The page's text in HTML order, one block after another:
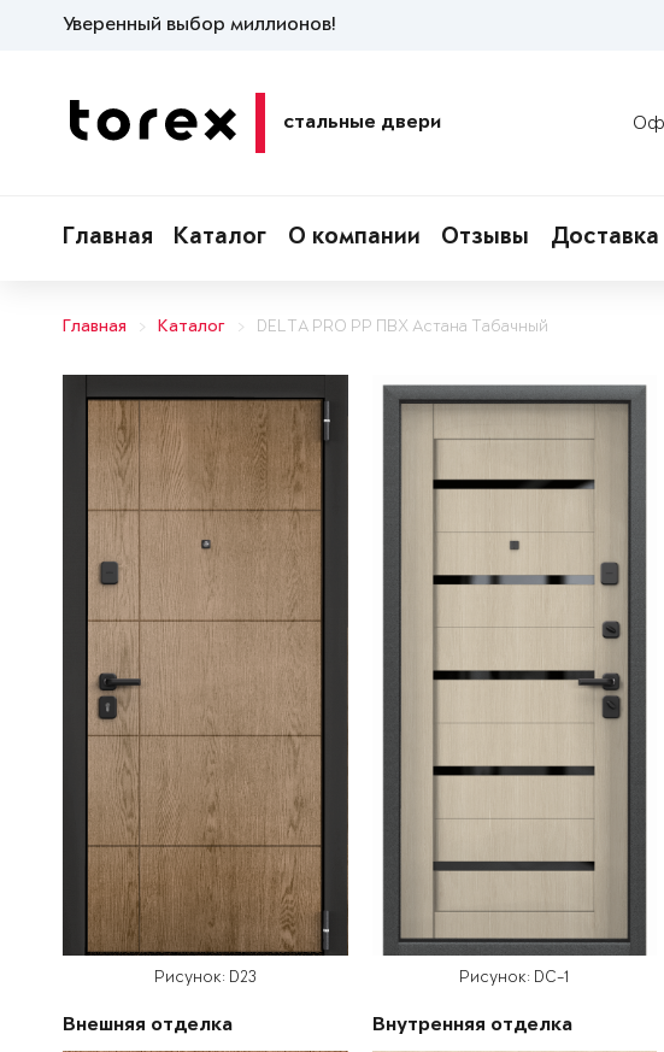
Уверенный выбор миллионов!
стальные двери
Главная Каталог О компании Отзывы Доставка
Главная Каталог DELTA PRO PP ПВХ Астана Табачный
Рисунок: D23
Внешняя отделка
Рисунок: DC-1
Внутренняя отделка